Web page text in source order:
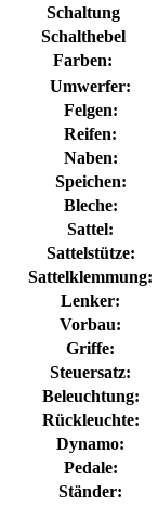
Schaltung
Schalthebel
Farben:
Umwerfer:
Felgen:
Reifen:
Naben:
Speichen:
Bleche:
Sattel:
Sattelstütze:
Sattelklemmung:
Lenker:
Vorbau:
Griffe:
Steuersatz:
Beleuchtung:
Rückleuchte:
Dynamo:
Pedale:
Ständer: